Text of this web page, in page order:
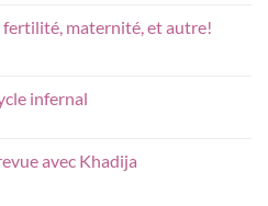
maternité, et autre!
infernal
avec Khadija